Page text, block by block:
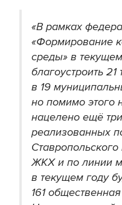
«В рамках
«Формирование
среды» в
благоустроить
в 19
но помимо этого
нацелено ещё
реализованных
ЖКХ и по линии
в текущем году
161